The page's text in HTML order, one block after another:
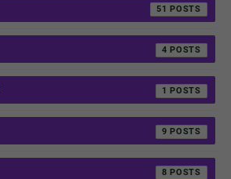
51
4
1
9
8